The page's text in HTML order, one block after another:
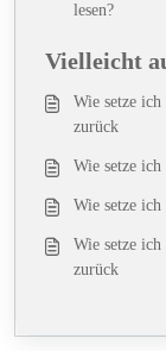
lesen?
Vielleicht
Wie setze
zurück
Wie setze
Wie setze
Wie setze
zurück